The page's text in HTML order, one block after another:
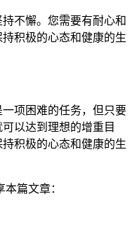
不懈。您需要有耐心和
积极的心态和健康的生
项困难的任务，但只要
以达到理想的增重目
积极的心态和健康的生
篇文章：